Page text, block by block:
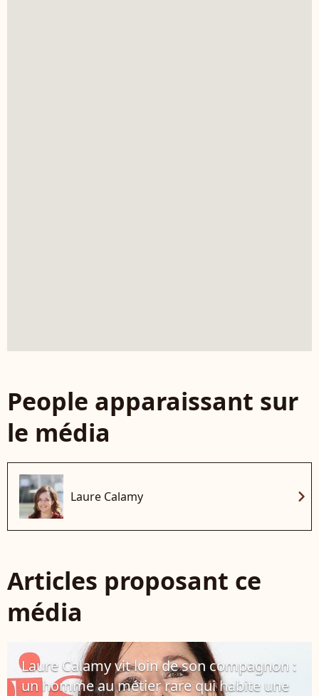
People apparaissant sur
le média
Laure Calamy chevron_right
Articles proposant ce
média
Laure Calamy vit loin de son compagnon :
un homme au métier rare qui habite une